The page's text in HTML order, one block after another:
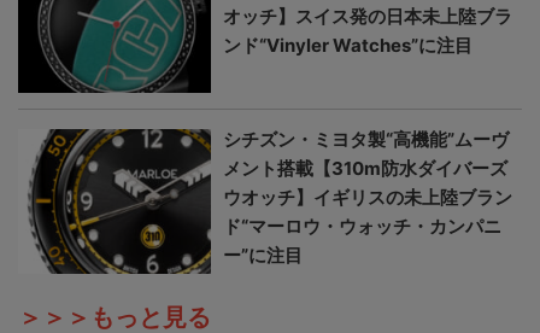
オッチ】スイス発の日本未上陸ブラ
ンド“Vinyler Watches”に注目
シチズン・ミヨタ製“高機能”ムーヴ
メント搭載【310m防水ダイバーズ
ウオッチ】イギリスの未上陸ブラン
ド“マーロウ・ウォッチ・カンパニ
ー”に注目
＞＞＞もっと見る